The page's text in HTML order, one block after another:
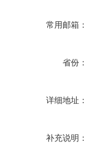
常用邮箱：
省份：
详细地址：
补充说明：